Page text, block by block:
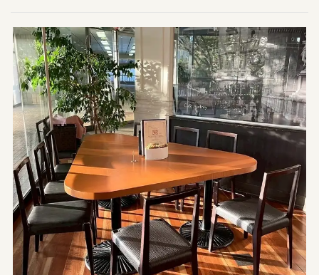
この店舗情報をシェアする
Teapresso&slowfood Cafe Audrey（カフェ オードリ
ー）
新潟県新潟市中央区笹口１-1 プラーカ1 2階
https://cafe-audrey.owst.jp/
お店情報をコピー